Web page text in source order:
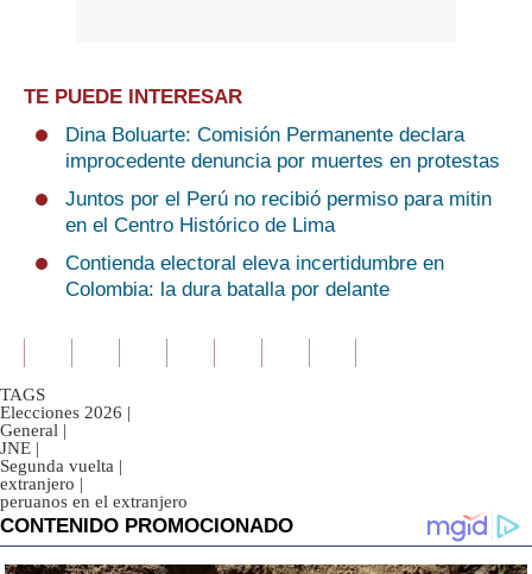
TE PUEDE INTERESAR
Dina Boluarte: Comisión Permanente declara
improcedente denuncia por muertes en protestas
Juntos por el Perú no recibió permiso para mitin
en el Centro Histórico de Lima
Contienda electoral eleva incertidumbre en
Colombia: la dura batalla por delante
TAGS
Elecciones 2026 |
General |
JNE |
Segunda vuelta |
extranjero |
peruanos en el extranjero